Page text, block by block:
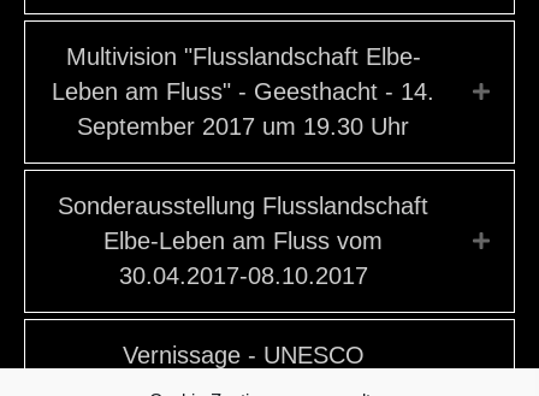
Multivision "Flusslandschaft Elbe-
Leben am Fluss" - Geesthacht - 14.
September 2017 um 19.30 Uhr
Sonderausstellung Flusslandschaft
Elbe-Leben am Fluss vom
30.04.2017-08.10.2017
Vernissage - UNESCO
Biosphärenreservat Flußlandschaft